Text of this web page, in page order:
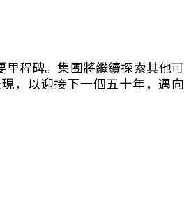
程碑。集團將繼續探索其他可
，以迎接下一個五十年，邁向